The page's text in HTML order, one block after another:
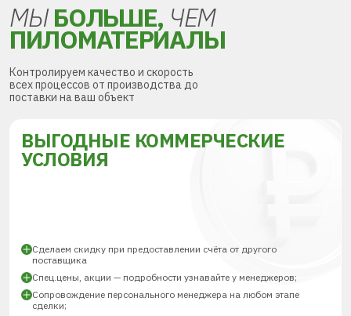
МЫБОЛЬШЕ, ЧЕМ
ПИЛОМАТЕРИАЛЫ
Контролируем качество и скорость
всех процессов от производства до
поставки на ваш объект
ВЫГОДНЫЕ КОММЕРЧЕСКИЕ
УСЛОВИЯ
Сделаем скидку при предоставлении счёта от другого
поставщика
Спец.цены, акции — подробности узнавайте у менеджеров;
Сопровождение персонального менеджера на любом этапе
сделки;